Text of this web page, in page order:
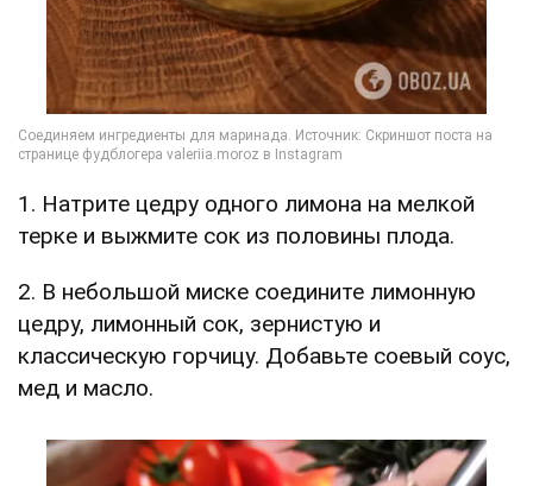
1. Натрите цедру одного лимона на мелкой
терке и выжмите сок из половины плода.
2. В небольшой миске соедините лимонную
цедру, лимонный сок, зернистую и
классическую горчицу. Добавьте соевый соус,
мед и масло.